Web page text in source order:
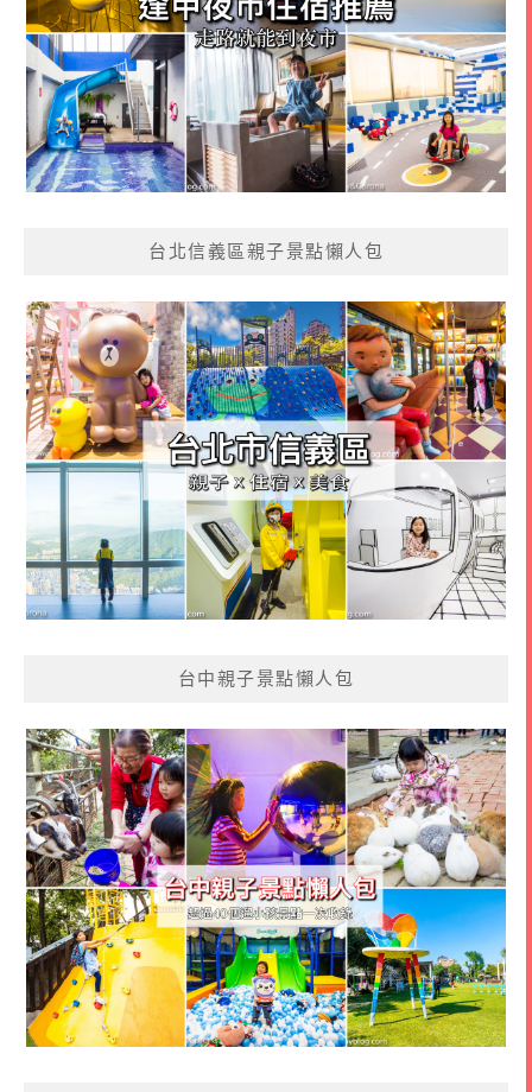
台北信義區親子景點懶人包
台中親子景點懶人包